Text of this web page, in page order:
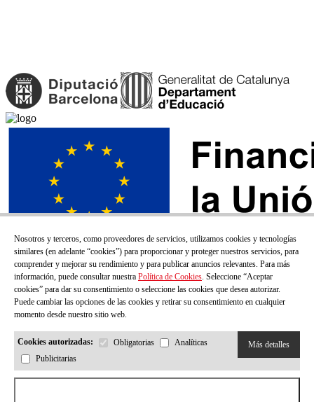
¡SUSCRÍBETE A NUESTRO BOLETÍN!
Nosotros y terceros, como proveedores de servicios, utilizamos cookies y tecnologías
similares (en adelante “cookies”) para proporcionar y proteger nuestros servicios, para
comprender y mejorar su rendimiento y para publicar anuncios relevantes. Para más
información, puede consultar nuestra Política de Cookies. Seleccione “Aceptar
cookies” para dar su consentimiento o seleccione las cookies que desea autorizar.
Puede cambiar las opciones de las cookies y retirar su consentimiento en cualquier
momento desde nuestro sitio web.
Cookies autorizadas: Obligatorias
Analíticas
Publicitarias
Más detalles